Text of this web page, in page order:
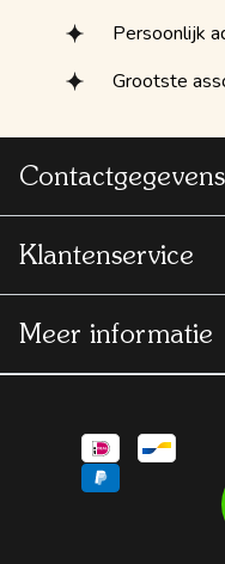
Persoonlijk
Grootste
Contactgegevens
Klantenservice
Meer informatie